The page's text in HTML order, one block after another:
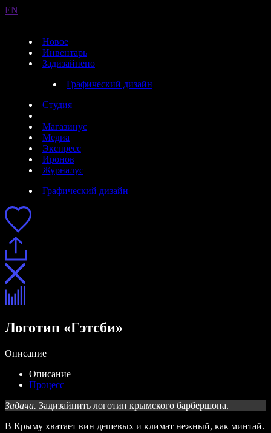
EN
Новое
Инвентарь
Задизайнено
Графический дизайн
Студия
Магазинус
Медиа
Экспресс
Иронов
Журналус
Графический дизайн
Логотип «Гэтсби»
Описание
Описание
Процесс
Задача. Задизайнить логотип крымского барбершопа.
В Крыму хватает вин дешевых и климат нежный, как минтай.